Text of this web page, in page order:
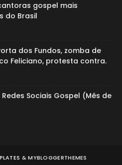
gospel mais
do Brasil
dos Fundos, zomba de
Feliciano, protesta contra.
Redes Sociais Gospel (Mês de
&MYBLOGGERTHEMES